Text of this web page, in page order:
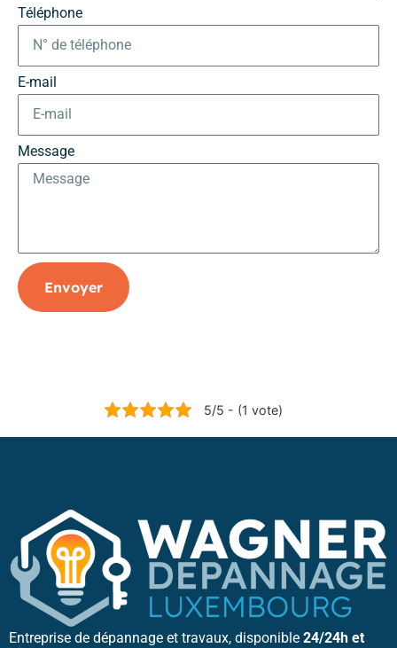
Téléphone
E-mail
Message
Envoyer
5/5 - (1 vote)
Entreprise de dépannage et travaux, disponible 24/24h et